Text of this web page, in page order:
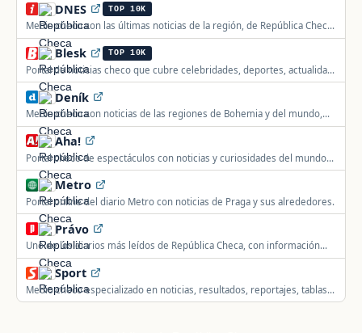
DNES TOP 10K
Medio checo con las últimas noticias de la región, de República Checa
y del mundo.
Blesk TOP 10K
Portal de noticias checo que cubre celebridades, deportes, actualidad
y previsión meteorológica.
Deník
Medio checo con noticias de las regiones de Bohemia y del mundo,
cubriendo política, cultura, deporte y vida cotidiana.
Aha!
Portal checo de espectáculos con noticias y curiosidades del mundo
del entretenimiento nacional e internacional.
Metro
Portal online del diario Metro con noticias de Praga y sus alrededores.
Právo
Uno de los diarios más leídos de República Checa, con información
objetiva del mundo y de la actualidad nacional seis veces por semana.
Sport
Medio checo especializado en noticias, resultados, reportajes, tablas y
vídeos deportivos.